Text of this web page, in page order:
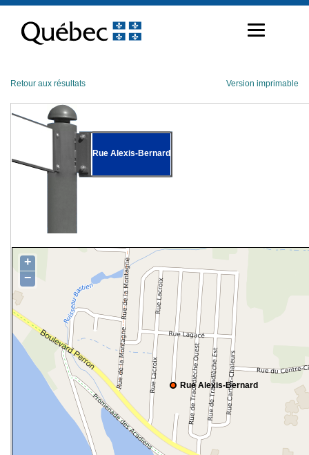
contenu
Retour aux résultats Version imprimable
Rue Alexis-Bernard
Rue Alexis-Bernard
+
−